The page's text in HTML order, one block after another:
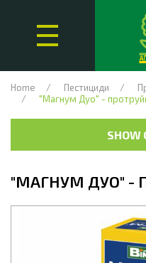
Home Пестициди
"Магнум Дуо" -
SHOW
"МАГНУМ ДУО" -